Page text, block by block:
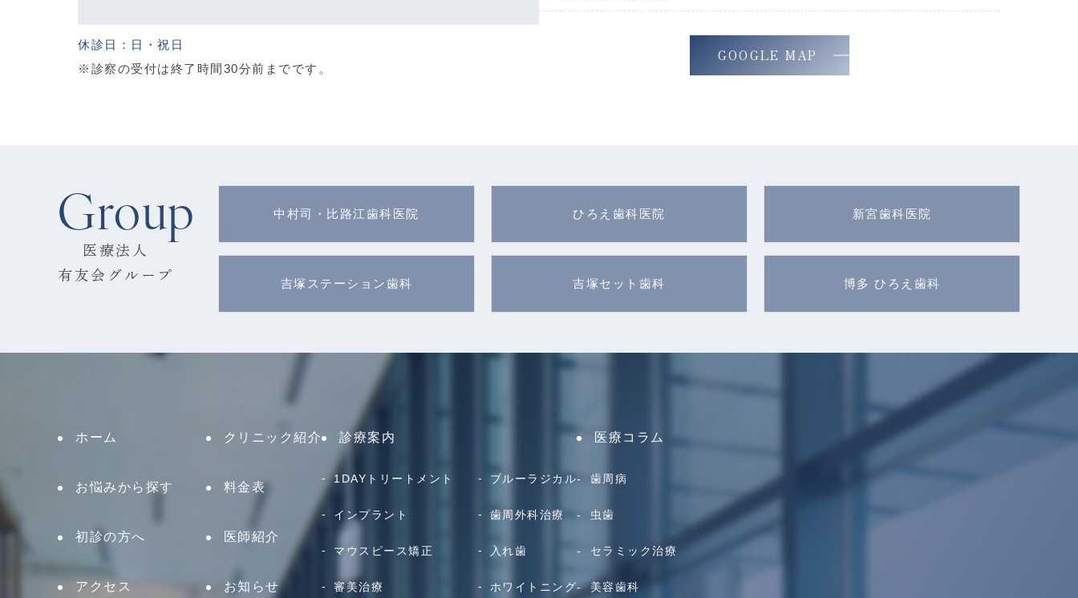
休診日：日・祝日
※診察の受付は終了時間30分前までです。
GOOGLE MAP
Group
医療法人
有友会グループ
中村司・比路江歯科医院 ひろえ歯科医院 新宮歯科医院
吉塚ステーション歯科 吉塚セット歯科 博多 ひろえ歯科
ホーム クリニック紹介
お悩みから探す 料金表
初診の方へ 医師紹介
アクセス お知らせ
診療案内
1DAYトリートメント ブルーラジカル
インプラント 歯周外科治療
マウスピース矯正 入れ歯
審美治療 ホワイトニング
医療コラム
歯周病
虫歯
セラミック治療
美容歯科